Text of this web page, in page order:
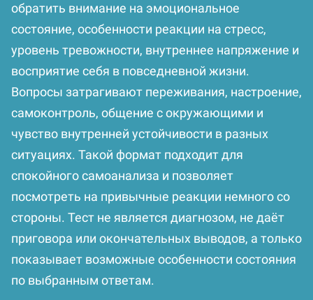
обратить внимание на эмоциональное
состояние, особенности реакции на стресс,
уровень тревожности, внутреннее напряжение и
восприятие себя в повседневной жизни.
Вопросы затрагивают переживания, настроение,
самоконтроль, общение с окружающими и
чувство внутренней устойчивости в разных
ситуациях. Такой формат подходит для
спокойного самоанализа и позволяет
посмотреть на привычные реакции немного со
стороны. Тест не является диагнозом, не даёт
приговора или окончательных выводов, а только
показывает возможные особенности состояния
по выбранным ответам.